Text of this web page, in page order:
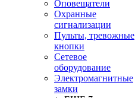
Оповещатели
Охранные
сигнализации
Пульты, тревожные
кнопки
Сетевое
оборудование
Электромагнитные
замки